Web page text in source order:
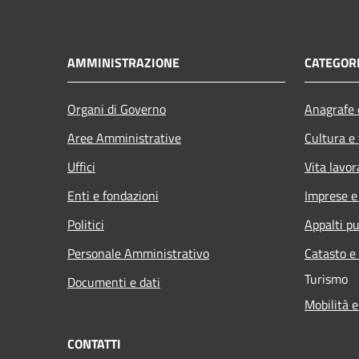
AMMINISTRAZIONE
Organi di Governo
Aree Amministrative
Uffici
Enti e fondazioni
Politici
Personale Amministrativo
Documenti e dati
Cultura
Vita
Imprese
Appalti
Catasto
Turismo
Mobilità
CONTATTI